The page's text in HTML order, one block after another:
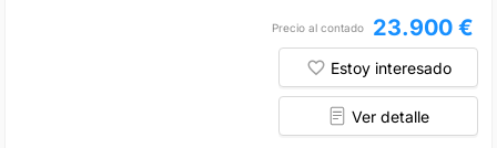
Precio al contado 23.900 €
Estoy interesado
Ver detalle